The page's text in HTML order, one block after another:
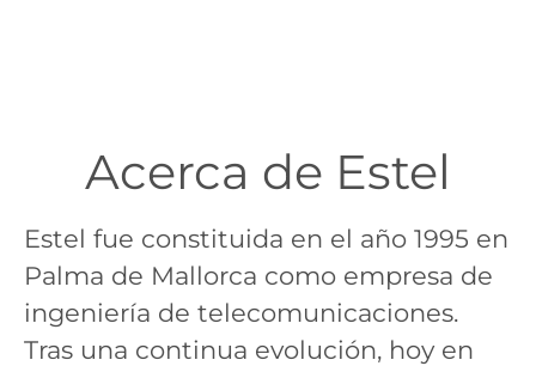
Acerca de Estel
Estel fue constituida en el año 1995 en
Palma de Mallorca como empresa de
ingeniería de telecomunicaciones.
Tras una continua evolución, hoy en